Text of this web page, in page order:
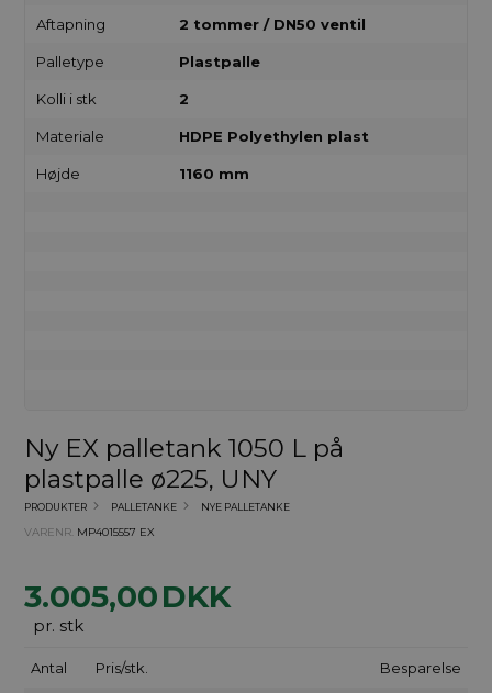
Aftapning 2 tommer / DN50 ventil
Palletype Plastpalle
Kolli i stk 2
Materiale HDPE Polyethylen plast
Højde 1160 mm
Ny EX palletank 1050 L på
plastpalle ø225, UNY
PRODUKTER PALLETANKE NYE PALLETANKE
VARENR. MP4015557 EX
3.005,00DKK
pr. stk
Antal Pris/stk. Besparelse